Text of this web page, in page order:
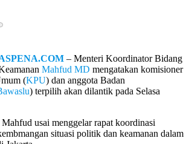
– Menteri Koordinator Bidang
Mahfud MD mengatakan komisioner
(KPU) dan anggota Badan
) terpilih akan dilantik pada Selasa
usai menggelar rapat koordinasi
situasi politik dan keamanan dalam